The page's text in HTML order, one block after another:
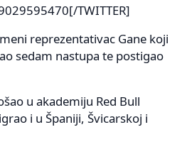
TWITTER]
reprezentativac Gane koji
sedam nastupa te postigao
u akademiju Red Bull
i u Španiji, Švicarskoj i